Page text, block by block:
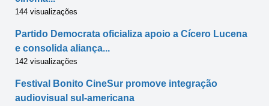
144 visualizações
Partido Democrata oficializa apoio a Cícero Lucena
e consolida aliança...
142 visualizações
Festival Bonito CineSur promove integração
audiovisual sul-americana